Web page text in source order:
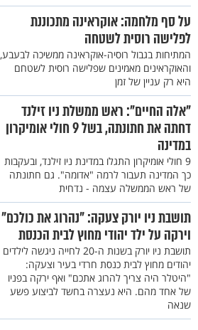
על סף מלחמה: אוקראינה מתכוננת
לפלישה רוסית לשטחה
המתיחות בגבול רוסיה-אוקראינה ממשיכה לבעבע,
והאוקראינים מאמינים שפלישה רוסית לשטחם
היא רק עניין של זמן
"אלה החיים": ראש ממשלת ניו זילנד
דחתה את חתונתה, בשל 9 חולי אומיקרון
במדינה
9 חולי אומיקרון התגלו במדינת ניו זילנד, ובעקבות
כך המדינה תעבור לרמה "אדומה". גם חתונתה
של ראש הממשלה עצמה - נדחית
תושבת ניו יורק צעקה: "נהרוג את כולכם"
וירקה על ילד יהודי מחוץ לבית הכנסת
תושבת ניו יורק בשנות ה-20 לחייה ניגשה לילדים
יהודים מחוץ לבית כנסת חרדי בעיר וצעקה:
"היטלר היה צריך להרוג אתכם" ואף ירקה בפניו
של אחד מהם. היא נעצרה בחשד לביצוע פשע
שנאה